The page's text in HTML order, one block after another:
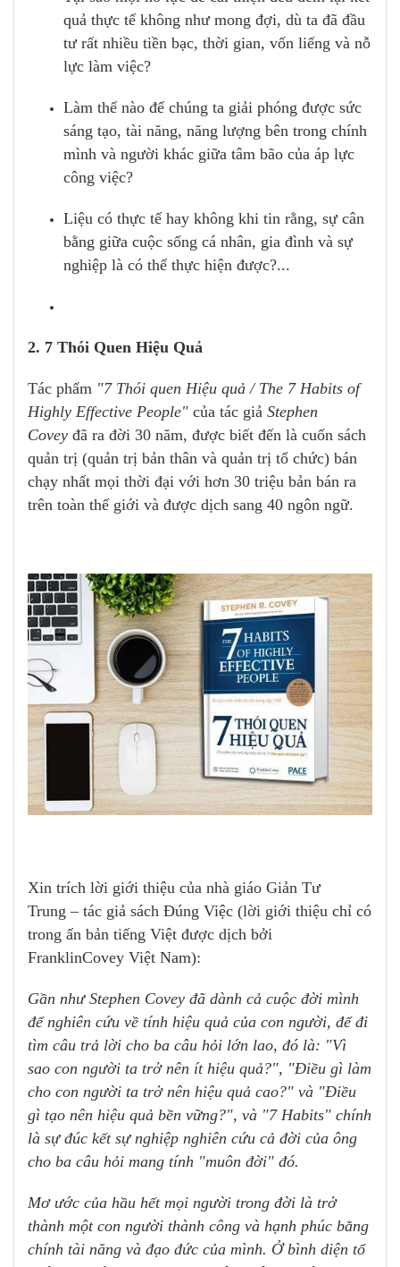
quả thực tế không như mong đợi, dù ta đã đầu
tư rất nhiều tiền bạc, thời gian, vốn liếng và nỗ
lực làm việc?
Làm thế nào để chúng ta giải phóng được sức
sáng tạo, tài năng, năng lượng bên trong chính
mình và người khác giữa tâm bão của áp lực
công việc?
Liệu có thực tế hay không khi tin rằng, sự cân
bằng giữa cuộc sống cá nhân, gia đình và sự
nghiệp là có thể thực hiện được?...
2. 7 Thói Quen Hiệu Quả
Tác phẩm "7 Thói quen Hiệu quả / The 7 Habits of
Highly Effective People" của tác giả Stephen
Covey đã ra đời 30 năm, được biết đến là cuốn sách
quản trị (quản trị bản thân và quản trị tổ chức) bán
chạy nhất mọi thời đại với hơn 30 triệu bản bán ra
trên toàn thế giới và được dịch sang 40 ngôn ngữ.
Xin trích lời giới thiệu của nhà giáo Giản Tư
Trung – tác giả sách Đúng Việc (lời giới thiệu chỉ có
trong ấn bản tiếng Việt được dịch bởi
FranklinCovey Việt Nam):
Gần như Stephen Covey đã dành cả cuộc đời mình
để nghiên cứu về tính hiệu quả của con người, để đi
tìm câu trả lời cho ba câu hỏi lớn lao, đó là: "Vì
sao con người ta trở nên ít hiệu quả?", "Điều gì làm
cho con người ta trở nên hiệu quả cao?" và "Điều
gì tạo nên hiệu quả bền vững?", và "7 Habits" chính
là sự đúc kết sự nghiệp nghiên cứu cả đời của ông
cho ba câu hỏi mang tính "muôn đời" đó.
Mơ ước của hầu hết mọi người trong đời là trở
thành một con người thành công và hạnh phúc bằng
chính tài năng và đạo đức của mình. Ở bình diện tổ